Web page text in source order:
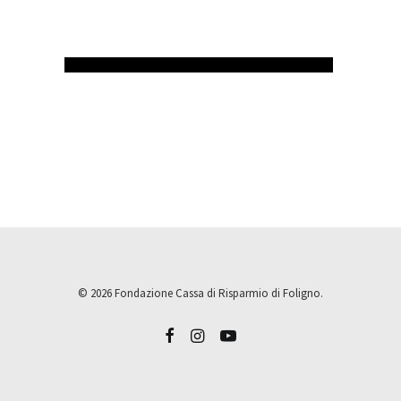
© 2026 Fondazione Cassa di Risparmio di Foligno.